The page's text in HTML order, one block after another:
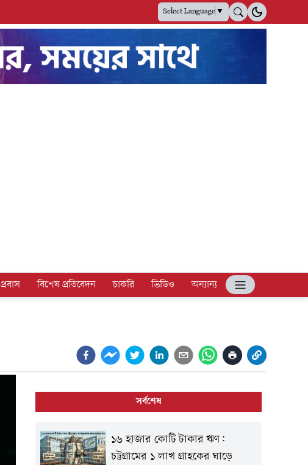
Select Language▼
প্রবাস বিশেষ প্রতিবেদন চাকরি ভিডিও
অন্যান্য
সর্বশেষ
১৬ হাজার কোটি টাকার ঋণ:
চট্টগ্রামের ১ লাখ গ্রাহকের ঘাড়ে